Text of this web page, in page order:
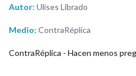
Autor: Ulises Librado
Medio: ContraRéplica
ContraRéplica - Hacen menos